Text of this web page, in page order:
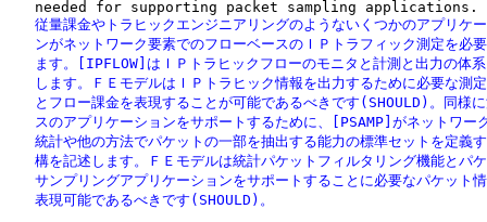
従量課金やトラヒックエンジニアリングのようないくつかのアプリケ
ンがネットワーク要素でのフローベースのＩＰトラフィック測定を必
ます。[IPFLOW]はＩＰトラヒックフローのモニタと計測と出力の体
します。ＦＥモデルはＩＰトラヒック情報を出力するために必要な測
とフロー課金を表現することが可能であるべきです(SHOULD)。同様
スのアプリケーションをサポートするために、[PSAMP]がネットワー
統計や他の方法でパケットの一部を抽出する能力の標準セットを定義
構を記述します。ＦＥモデルは統計パケットフィルタリング機能とパ
サンプリングアプリケーションをサポートすることに必要なパケット
   表現可能であるべきです(SHOULD)。